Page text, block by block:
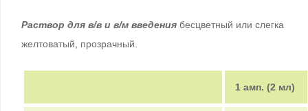
Раствор для в/в и в/м введения бесцветный или слегка
желтоватый, прозрачный.
1 амп. (2 мл)